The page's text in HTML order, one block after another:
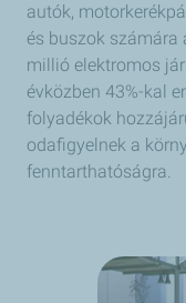
autók,
és buszok
millió elektromos
évközben 43%-kal
folyadékok
odafigyelnek a
fenntarthatóságra.